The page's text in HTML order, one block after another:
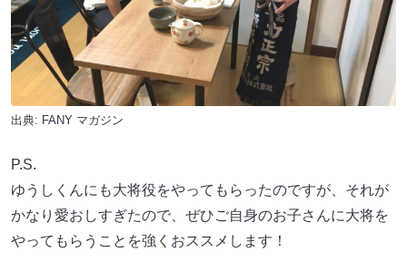
出典: FANY マガジン
P.S.
ゆうしくんにも大将役をやってもらったのですが、それが
かなり愛おしすぎたので、ぜひご自身のお子さんに大将を
やってもらうことを強くおススメします！